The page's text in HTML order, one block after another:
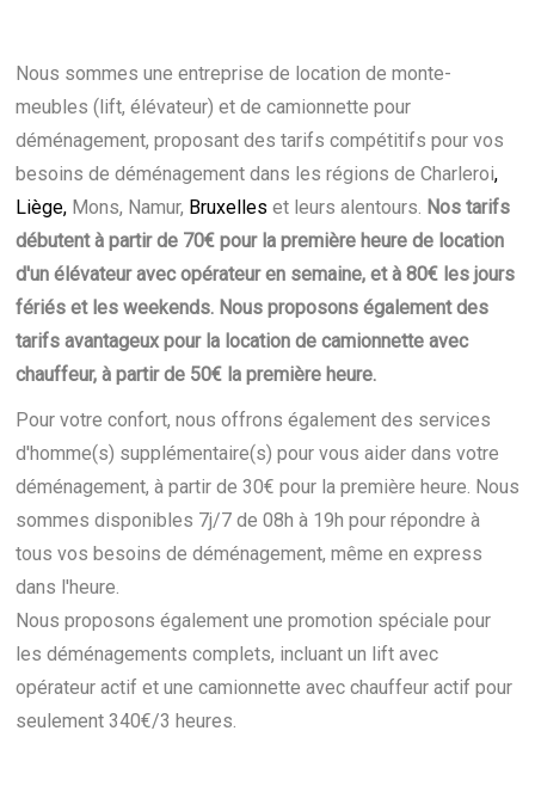
Nous sommes une entreprise de location de monte-
meubles (lift, élévateur) et de camionnette pour
déménagement, proposant des tarifs compétitifs pour vos
besoins de déménagement dans les régions de Charleroi,
Liège, Mons, Namur, Bruxelles et leurs alentours. Nos tarifs
débutent à partir de 70€ pour la première heure de location
d'un élévateur avec opérateur en semaine, et à 80€ les jours
fériés et les weekends. Nous proposons également des
tarifs avantageux pour la location de camionnette avec
chauffeur, à partir de 50€ la première heure.
Pour votre confort, nous offrons également des services
d'homme(s) supplémentaire(s) pour vous aider dans votre
déménagement, à partir de 30€ pour la première heure. Nous
sommes disponibles 7j/7 de 08h à 19h pour répondre à
tous vos besoins de déménagement, même en express
dans l'heure.
Nous proposons également une promotion spéciale pour
les déménagements complets, incluant un lift avec
opérateur actif et une camionnette avec chauffeur actif pour
seulement 340€/3 heures.